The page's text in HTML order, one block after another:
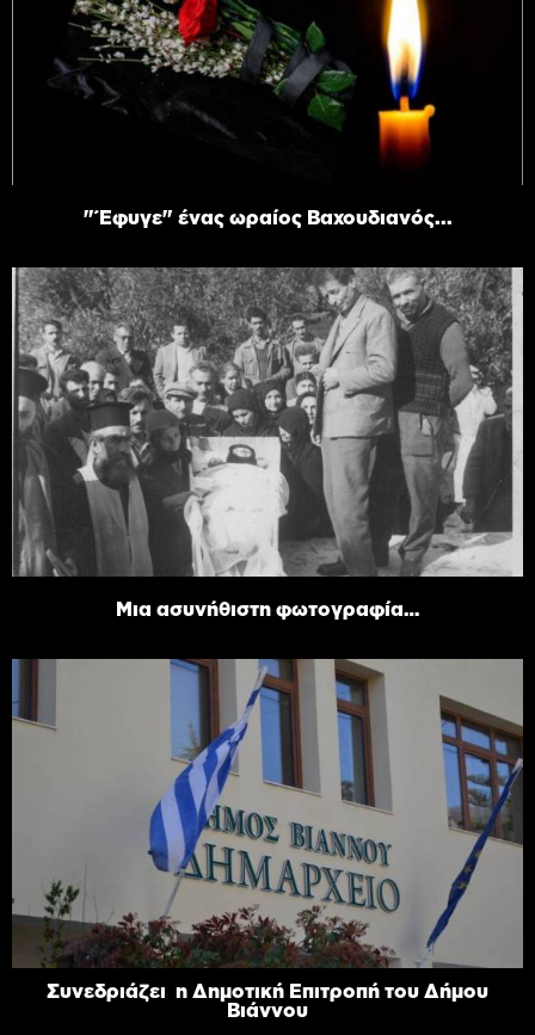
"Έφυγε" ένας ωραίος Βαχουδιανός...
Μια ασυνήθιστη φωτογραφία…
Συνεδριάζει η Δημοτική Επιτροπή του Δήμου
Βιάννου